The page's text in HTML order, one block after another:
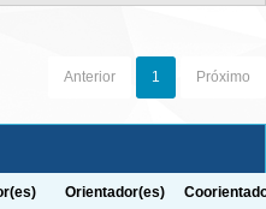
Anterior 1 Próximo
Orientador(es)